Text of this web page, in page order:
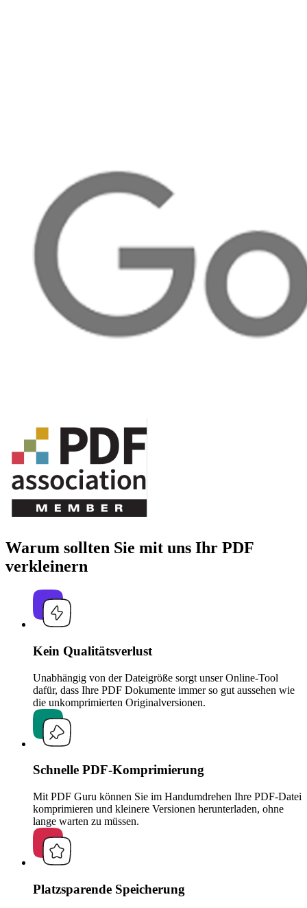
Warum sollten Sie mit uns Ihr PDF
verkleinern
Kein Qualitätsverlust
Unabhängig von der Dateigröße sorgt unser Online-Tool
dafür, dass Ihre PDF Dokumente immer so gut aussehen wie
die unkomprimierten Originalversionen.
Schnelle PDF-Komprimierung
Mit PDF Guru können Sie im Handumdrehen Ihre PDF-Datei
komprimieren und kleinere Versionen herunterladen, ohne
lange warten zu müssen.
Platzsparende Speicherung